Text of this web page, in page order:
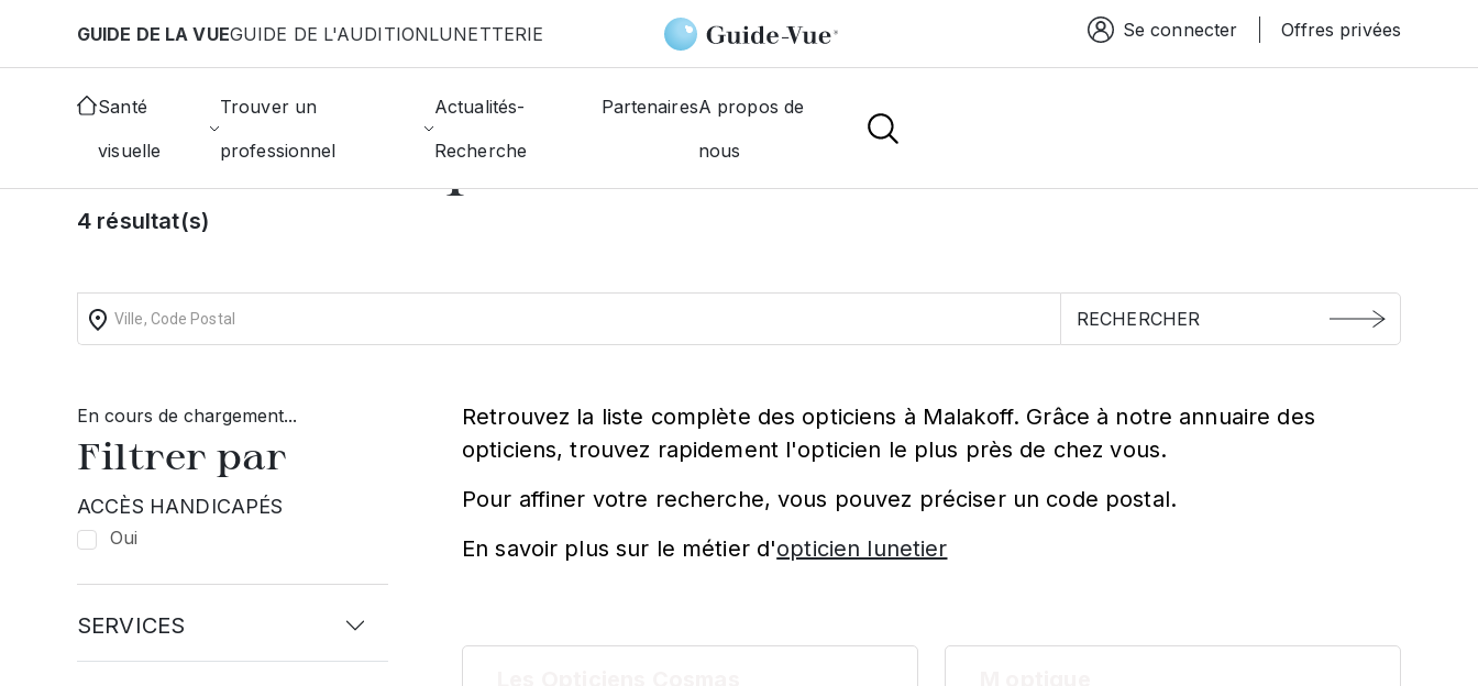
GUIDE DE LA VUEGUIDE DE L'AUDITIONLUNETTERIE Espace connexion
Se connecter Offres privées
Santé
visuelle
Trouver un
professionnel
Actualités-
Recherche
PartenairesA propos de
nous
Accueil Choisir mon opticien Malakoff
Trouvez un opticien àMalakoff
4 résultat(s)
En cours de chargement...
Filtrer par
ACCÈS HANDICAPÉS
Oui
SERVICES
Retrouvez la liste complète des opticiens à Malakoff. Grâce à notre annuaire des
opticiens, trouvez rapidement l'opticien le plus près de chez vous.
Pour affiner votre recherche, vous pouvez préciser un code postal.
En savoir plus sur le métier d'opticien lunetier